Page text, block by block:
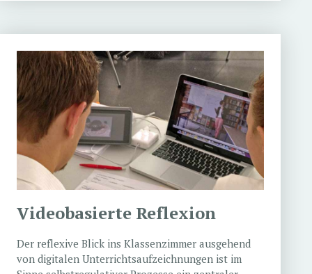
Videobasierte Reflexion
Der reflexive Blick ins Klassenzimmer ausgehend
von digitalen Unterrichtsaufzeichnungen ist im